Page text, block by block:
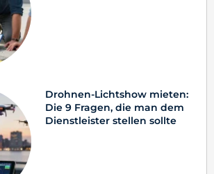
Drohnen-Lichtshow mieten:
Die 9 Fragen, die man dem
Dienstleister stellen sollte